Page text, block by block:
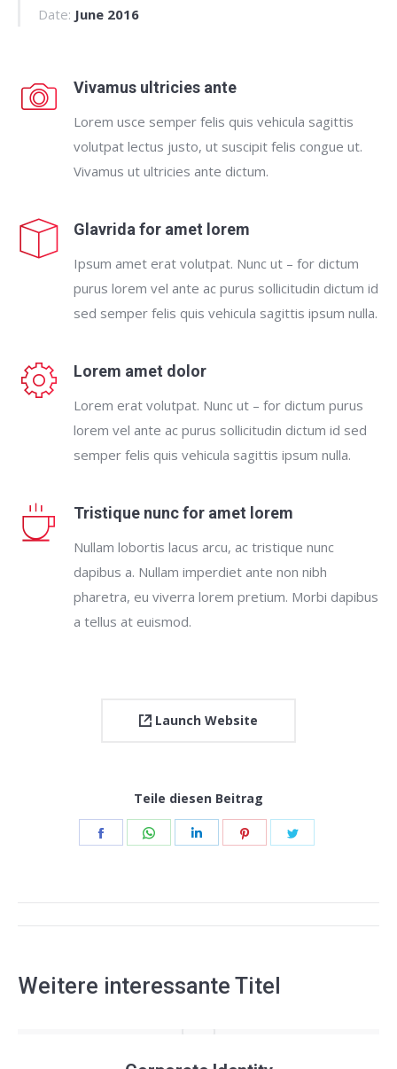
Date: June 2016
Vivamus ultricies ante
Lorem usce semper felis quis vehicula sagittis
volutpat lectus justo, ut suscipit felis congue ut.
Vivamus ut ultricies ante dictum.
Glavrida for amet lorem
Ipsum amet erat volutpat. Nunc ut – for dictum
purus lorem vel ante ac purus sollicitudin dictum id
sed semper felis quis vehicula sagittis ipsum nulla.
Lorem amet dolor
Lorem erat volutpat. Nunc ut – for dictum purus
lorem vel ante ac purus sollicitudin dictum id sed
semper felis quis vehicula sagittis ipsum nulla.
Tristique nunc for amet lorem
Nullam lobortis lacus arcu, ac tristique nunc
dapibus a. Nullam imperdiet ante non nibh
pharetra, eu viverra lorem pretium. Morbi dapibus
a tellus at euismod.
Launch Website
Teile diesen Beitrag
Share
Share
Share
Share
Project
Weitere interessante Titel